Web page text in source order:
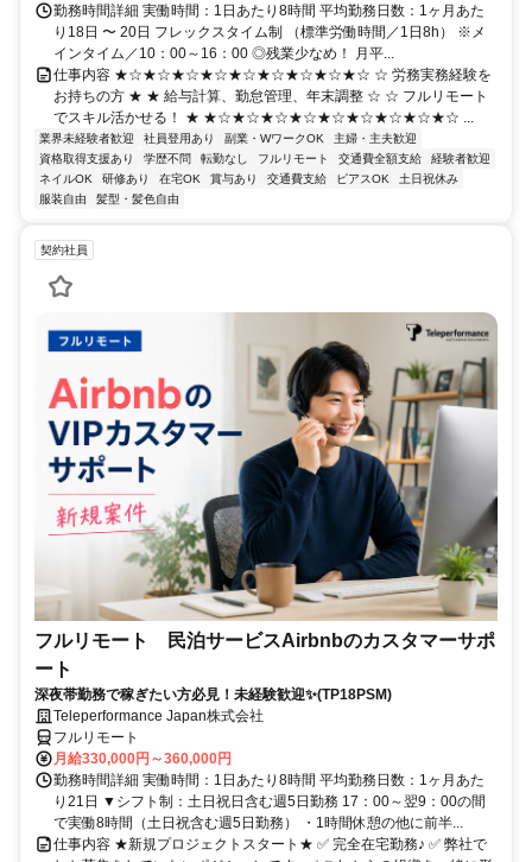
勤務時間詳細 実働時間：1日あたり8時間 平均勤務日数：1ヶ月あた
り18日 〜 20日 フレックスタイム制 （標準労働時間／1日8h） ※メ
インタイム／10：00～16：00 ◎残業少なめ！ 月平...
仕事内容 ★☆★☆★☆★☆★☆★☆★☆★☆★☆ ☆ 労務実務経験を
お持ちの方 ★ ★ 給与計算、勤怠管理、年末調整 ☆ ☆ フルリモート
でスキル活かせる！ ★ ★☆★☆★☆★☆★☆★☆★☆★☆★☆ ...
業界未経験者歓迎 社員登用あり 副業・WワークOK
主婦・主夫歓迎
資格取得支援あり
学歴不問 転勤なし フルリモート 交通費全額支給
経験者歓迎
ネイルOK
研修あり 在宅OK 賞与あり 交通費支給 ピアスOK
土日祝休み
服装自由
髪型・髪色自由
契約社員
フルリモート 民泊サービスAirbnbのカスタマーサポ
ート
深夜帯勤務で稼ぎたい方必見！未経験歓迎✨(TP18PSM)
Teleperformance Japan株式会社
フルリモート
月給330,000円～360,000円
勤務時間詳細 実働時間：1日あたり8時間 平均勤務日数：1ヶ月あた
り21日 ▼シフト制：土日祝日含む週5日勤務 17：00～翌9：00の間
で実働8時間（土日祝含む週5日勤務） ・1時間休憩の他に前半...
仕事内容 ★新規プロジェクトスタート★ ✅ 完全在宅勤務♪ ✅ 弊社で